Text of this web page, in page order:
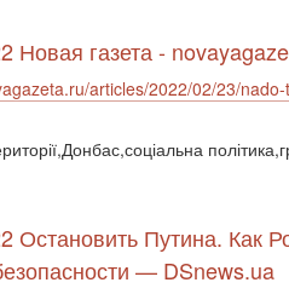
Новая газета -
articles/2022/02/23/
Остановить Путина. Как
— DSnews.ua